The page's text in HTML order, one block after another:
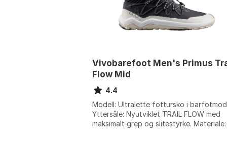
Vivobarefoot Men's Primus
Flow Mid
4.4
Modell: Ultralette fottursko i
Yttersåle: Nyutviklet TRAIL FLOW med
maksimalt grep og slitestyrke. Materiale: